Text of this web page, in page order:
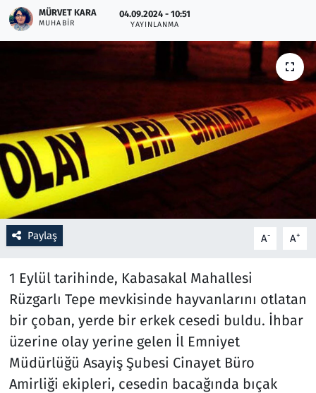
MÜRVET KARA
MUHABIR
04.09.2024 - 10:51
YAYINLANMA
Paylaş A- A+
1 Eylül tarihinde, Kabasakal Mahallesi
Rüzgarlı Tepe mevkisinde hayvanlarını otlatan
bir çoban, yerde bir erkek cesedi buldu. İhbar
üzerine olay yerine gelen İl Emniyet
Müdürlüğü Asayiş Şubesi Cinayet Büro
Amirliği ekipleri, cesedin bacağında bıçak
Otomobil
Oyun
Resmi İlanlar
Rüya Tabirleri
Sağlık
Savunma Sanayi
Spor
Teknoloji ve Bilim
Televizyon